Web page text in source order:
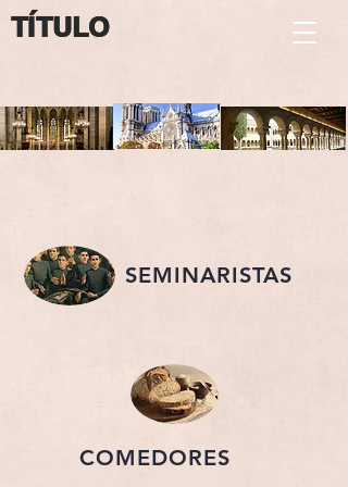
TÍTULO
TÍTULO
SEMINARISTAS
COMEDORES